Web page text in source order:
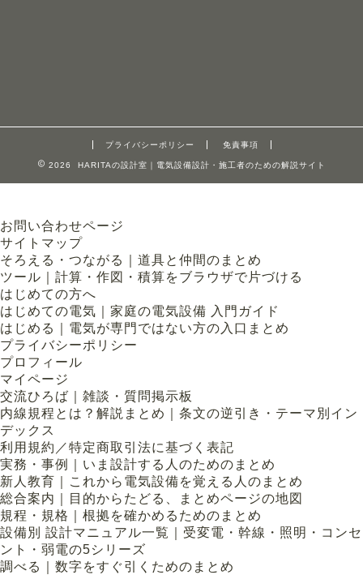
プライバシーポリシー 免責事項
2026 HARITAの設計室｜電気設備設計・施工者のための解説サイト
お問い合わせページ
サイトマップ
そろえる・つながる｜道具と仲間のまとめ
ツール｜計算・作図・積算をブラウザで片づける
はじめての方へ
はじめての電気｜家庭の電気設備 入門ガイド
はじめる｜電気が専門ではない方の入口まとめ
プライバシーポリシー
プロフィール
マイページ
交流ひろば｜雑談・質問掲示板
内線規程とは？解説まとめ｜条文の逆引き・テーマ別イン
デックス
利用規約／特定商取引法に基づく表記
実務・事例｜いま設計する人のためのまとめ
新人教育｜これから電気設備を覚える人のまとめ
総合案内｜目的からたどる、まとめページの地図
規程・規格｜根拠を確かめるためのまとめ
設備別 設計マニュアル一覧｜受変電・幹線・照明・コンセ
ント・弱電の5シリーズ
調べる｜数字をすぐ引くためのまとめ